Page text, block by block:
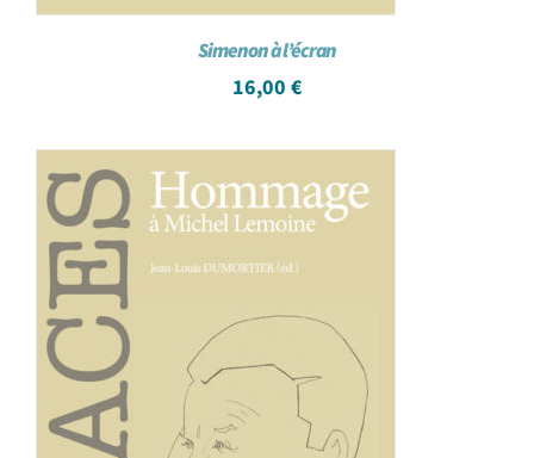
Simenon à l’écran
16,00 €